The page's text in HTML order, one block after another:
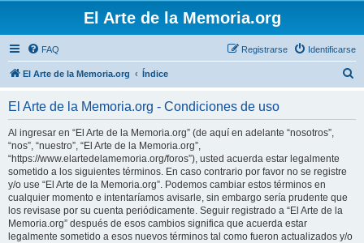
El Arte de la Memoria.org
FAQ Identificarse
Registrarse
El Arte de la Memoria.org Índice
El Arte de la Memoria.org - Condiciones de uso
Al ingresar en “El Arte de la Memoria.org” (de aquí en adelante “nosotros”,
“nos”, “nuestro”, “El Arte de la Memoria.org”,
“https://www.elartedelamemoria.org/foros”), usted acuerda estar legalmente
sometido a los siguientes términos. En caso contrario por favor no se registre
y/o use “El Arte de la Memoria.org”. Podemos cambiar estos términos en
cualquier momento e intentaríamos avisarle, sin embargo sería prudente que
los revisase por su cuenta periódicamente. Seguir registrado a “El Arte de la
Memoria.org” después de esos cambios significa que acuerda estar
legalmente sometido a esos nuevos términos tal como fueron actualizados y/o